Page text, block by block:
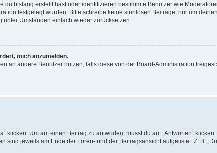
bislang erstellt hast oder identifizieren bestimmte Benutzer wie
festgelegt wurden. Bitte schreibe keine sinnlosen Beiträge, nur um
Umständen einfach wieder zurücksetzen.
mich anzumelden.
an andere Benutzer nutzen, falls diese von der Board-Administration
klicken. Um auf einen Beitrag zu antworten, musst du auf „Antworten“
jeweils am Ende der Foren- und der Beitragsansicht aufgelistet. Z. B.